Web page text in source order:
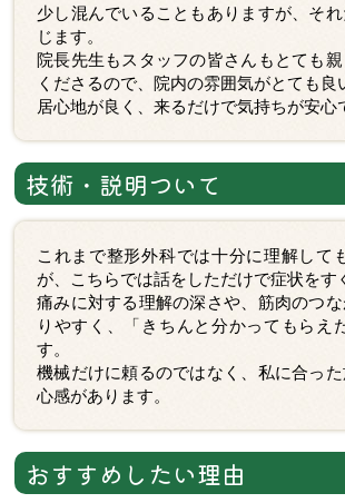
少し混んでいることもありますが、そ
じます。
院長先生もスタッフの皆さんもとても
くださるので、院内の雰囲気がとても良
居心地が良く、来るだけで気持ちが安心
技術・説明ついて
これまで整形外科では十分に理解して
が、こちらでは話をしただけで症状をす
痛みに対する理解の深さや、筋肉のつ
りやすく、「きちんと分かってもら
す。
機械だけに頼るのではなく、私に合っ
心感があります。
おすすめしたい理由